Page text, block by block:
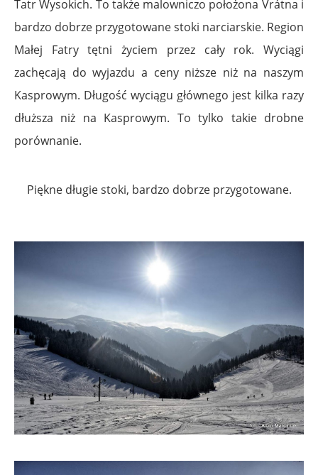
Tatr Wysokich. To także malowniczo położona Vrátna i
bardzo dobrze przygotowane stoki narciarskie. Region
Małej Fatry tętni życiem przez cały rok. Wyciągi
zachęcają do wyjazdu a ceny niższe niż na naszym
Kasprowym. Długość wyciągu głównego jest kilka razy
dłuższa niż na Kasprowym. To tylko takie drobne
porównanie.
Piękne długie stoki, bardzo dobrze przygotowane.